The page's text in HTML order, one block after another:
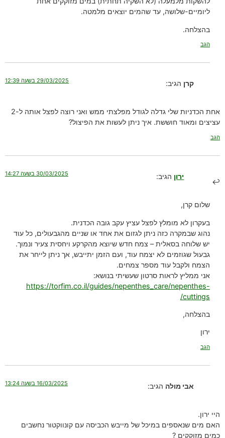
ליומיים-שלושה, עד שהמים יוצאים מלמטה.
בהצלחה.
הגב
קרן הגיב: 29/03/2025 בשעה 12:39
אחת הכדניות שלי גדלה לגודל מפלצתי ממש ואני רוצה לפצל אותה ל-2
עציצים ומאוד חוששת. איך ניתן לעשות את הפיצול?
הגב
ירון הגיב: 30/03/2025 בשעה 14:27
שלום קרן,
בעקרון לא מומלץ לפצל עציץ עקב גובה הכדנית.
נהוג שבמקרה כזה ניתן לגזום את אחד או שניים מהגבעולים, כל עוד
יש שלוחה בסאלית – צמח חדש שיוצא מהקרקע ויחסית צעיר ונמוך.
גבעול שגוזמים לא יצמח עוד, ועם הזמן יתייבש, אך ניתן לייחר את
הצמח ולקבל עוד מספר צמחים.
אני ממליץ לראות סרטון שעשיתי בנושא:
https://torfim.co.il/guides/nepenthes_care/nepenthes-
cuttings/
בהצלחה,
ירון
הגב
אבי מולה הגיב: 16/03/2025 בשעה 13:24
היי ירון.
האם מים שנאספים במיכל של מייבש הכביסה עם קונווקטור נחשבים
כמים מזוקקים ?